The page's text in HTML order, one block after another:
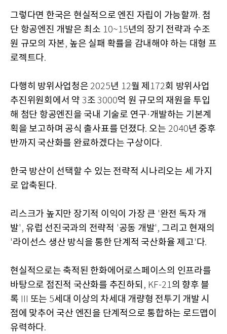
그렇다면 한국은 현실적으로 엔진 자립이 가능할까. 첨
단 항공엔진 개발은 최소 10~15년의 장기 전략과 수조
원 규모의 자본, 높은 실패 확률을 감내해야 하는 대형 프
로젝트다.
다행히 방위사업청은 2025년 12월 제 172회 방위사업
추진위원회에서 약 3조 3000억 원 규모의 재원을 투입
해 첨단 항공엔진을 국내 기술로 연구·개발하는 기본계
획을 보고하며 공식 출사표를 던졌다. 오는 2040년 중후
반까지 국산화를 완료하겠다는 구상이다.
한국 방산이 선택할 수 있는 전략적 시나리오는 세 가지
로 압축된다.
리스크가 높지만 장기적 이익이 가장 큰 '완전 독자 개
발', 유럽 선진국과의 전략적 '공동 개발', 그리고 현재의
'라이선스 생산 방식을 통한 단계적 국산화율 제고'다.
현실적으로는 축적된 한화에어로스페이스의 인프라를
바탕으로 점진적 국산화를 추진하되 , KF-21의 향후 블
록 III 또는 5세대 이상의 차세대 개량형 전투기 개발 시
점에 맞추어 국산 엔진을 단계적으로 통합하는 로드맵이
유력하다.